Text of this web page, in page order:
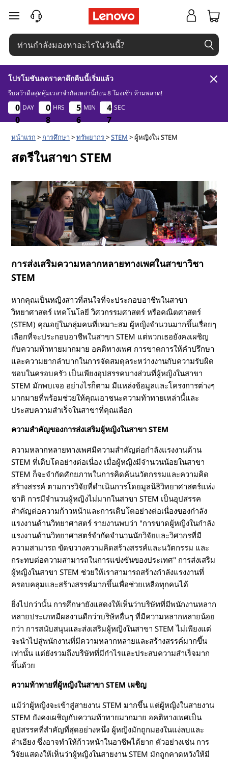
ผู้
ห
ญิ
ง
ใ
M
ข้ามไปที่เนื้อหาหลัก
โปรโมชันลดราคาดึกคืนนี้เริ่มแล้ว
รีบคว้าดีลสุดคุ้มเวลาจำกัดเหล่านี้ก่อน 8 โมงเช้า ห้ามพลาด!
0
0
0
0
0
0
0
0
DAY
0
8
0
8
0
8
0
8
HRS
5
6
5
6
5
6
5
6
MIN 4
6
4
5
4
6
4
5
SEC
หน้าแรก > การศึกษา >ทรัพยากร>STEM > ผู้หญิงใน STEM
สตรีในสาขา STEM
การส่งเสริมความหลากหลายทางเพศในสาขาวิชา
STEM
หากคุณเป็นหญิงสาวที่สนใจที่จะประกอบอาชีพในสาขา
วิทยาศาสตร์ เทคโนโลยี วิศวกรรมศาสตร์ หรือคณิตศาสตร์
(STEM) คุณอยู่ในกลุ่มคนที่เหมาะสม ผู้หญิงจำนวนมากขึ้นเรื่อยๆ
เลือกที่จะประกอบอาชีพในสาขา STEM แต่พวกเธอยังคงเผชิญ
กับความท้าทายมากมาย อคติทางเพศ การขาดการให้คำปรึกษา
และความยากลำบากในการจัดสมดุลระหว่างงานกับความรับผิด
ชอบในครอบครัว เป็นเพียงอุปสรรคบางส่วนที่ผู้หญิงในสาขา
STEM มักพบเจอ อย่างไรก็ตาม มีแหล่งข้อมูลและโครงการต่างๆ
มากมายที่พร้อมช่วยให้คุณเอาชนะความท้าทายเหล่านี้และ
ประสบความสำเร็จในสาขาที่คุณเลือก
ความสำคัญของการส่งเสริมผู้หญิงในสาขา STEM
ความหลากหลายทางเพศมีความสำคัญต่อกำลังแรงงานด้าน
STEM ที่เติบโตอย่างต่อเนื่อง เมื่อผู้หญิงมีจำนวนน้อยในสาขา
STEM ก็จะจำกัดศักยภาพในการคิดค้นนวัตกรรมและความคิด
สร้างสรรค์ ตามการวิจัยที่ดำเนินการโดยมูลนิธิวิทยาศาสตร์แห่ง
ชาติ การมีจำนวนผู้หญิงไม่มากในสาขา STEM เป็นอุปสรรค
สำคัญต่อความก้าวหน้าและการเติบโตอย่างต่อเนื่องของกำลัง
แรงงานด้านวิทยาศาสตร์ รายงานพบว่า "การขาดผู้หญิงในกำลัง
แรงงานด้านวิทยาศาสตร์จำกัดจำนวนนักวิจัยและวิศวกรที่มี
ความสามารถ ขัดขวางความคิดสร้างสรรค์และนวัตกรรม และ
กระทบต่อความสามารถในการแข่งขันของประเทศ" การส่งเสริม
ผู้หญิงในสาขา STEM ช่วยให้เราสามารถสร้างกำลังแรงงานที่
ครอบคลุมและสร้างสรรค์มากขึ้นเพื่อช่วยเหลือทุกคนได้
ยิ่งไปกว่านั้น การศึกษายังแสดงให้เห็นว่าบริษัทที่มีพนักงานหลาก
หลายประเภทมีผลงานดีกว่าบริษัทอื่นๆ ที่มีความหลากหลายน้อย
กว่า การสนับสนุนและส่งเสริมผู้หญิงในสาขา STEM ไม่เพียงแต่
จะนำไปสู่พนักงานที่มีความหลากหลายและสร้างสรรค์มากขึ้น
เท่านั้น แต่ยังรวมถึงบริษัทที่มีกำไรและประสบความสำเร็จมาก
ขึ้นด้วย
ความท้าทายที่ผู้หญิงในสาขา STEM เผชิญ
แม้ว่าผู้หญิงจะเข้าสู่สายงาน STEM มากขึ้น แต่ผู้หญิงในสายงาน
STEM ยังคงเผชิญกับความท้าทายมากมาย อคติทางเพศเป็น
อุปสรรคที่สำคัญที่สุดอย่างหนึ่ง ผู้หญิงมักถูกมองในแง่ลบและ
ลำเอียง ซึ่งอาจทำให้ก้าวหน้าในอาชีพได้ยาก ตัวอย่างเช่น การ
วิจัยแสดงให้เห็นว่าผู้หญิงในสายงาน STEM มักถูกคาดหวังให้มี